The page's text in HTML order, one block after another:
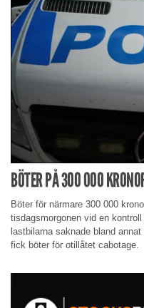
BÖTER PÅ 300 000
Böter för närmare 300 000
tisdagsmorgonen vid en
lastbilarna saknade bland
fick böter för otillåtet cabotage.